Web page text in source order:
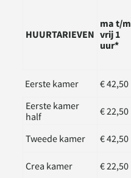
HUURTARIEVEN
ma t/m
vrij 1
uur​*
Eerste kamer € 42,50
Eerste kamer
half
€ 22,50
Tweede kamer € 42,50
Crea kamer € 22,50